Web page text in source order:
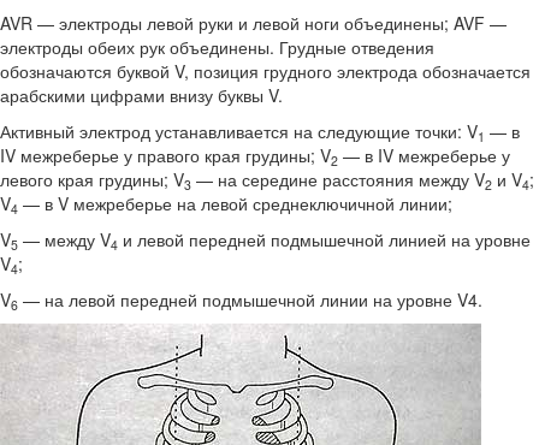
AVR — электроды левой руки и левой ноги объединены; AVF —
электроды обеих рук объединены. Грудные отведения
обозначаются буквой V, позиция грудного электрода обозначается
арабскими цифрами вни­зу буквы V.
Активный электрод устанавливается на следующие точки: V1 — в
IV межреберье у правого края грудины; V2 — в IV межреберье у
левого края грудины; V3 — на середине расстояния между V2 и V4;
V4 — в V межреберье на левой среднеключичной линии;
V5 — между V4 и левой передней подмышечной линией на уровне
V4;
V6 — на левой передней подмышечной линии на уров­не V4.